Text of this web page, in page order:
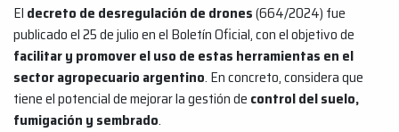
El decreto de desregulación de drones(664/2024) fue
publicado el 25 de julio en el Boletín Oficial, con el objetivo de
facilitar y promover el uso de estas herramientas en el
sector agropecuario argentino. En concreto, considera que
tiene el potencial de mejorar la gestión de control del suelo,
fumigación y sembrado.